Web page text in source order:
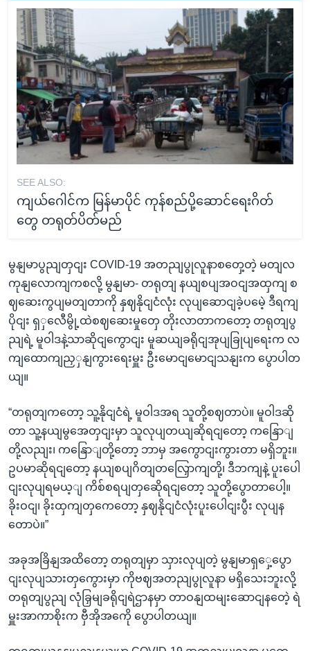
SEE ALSO:
ကျယ်ဂေါင်က မြန်မာပိုင် ကုန်စည်ပို့ဆောင်ရေးဂိတ်
တွေ တရုတ်ပိတ်မည်
မွနျမာပွညျတှငျး COVID-19 အတညျပွုလူနာစတှေ့တဲ့ မတျလ
ကုနျလောကျကစလို့ မွနျမာ- တရုတျ နယျစပျအဝငျအထှကျ စ
ဈဆေးကွပျမတျတာကို နှဈနိုငျငံလုံး လုပျဆောငျခဲ့ပမေဲ့ ဒီရကျ
ပိုငျး ရှှလေီမွို့ထဲစဈဆေးမှုတှေ တိုးလာတာကတော့ တရုတျပွ
ညျရဲ့ မူဝါဒနဲ့သာဆိုငျကွောငျး မူဆယျခရိုငျအုပျခြုပျရေးက လ
ကျထောကျညှှနျကွားရေးမှူး ဦးမောငျမောငျသနျးက ပွောပါတ
ယျ။
“တရုတျကတော့ သူ့နိုငျငံရဲ့ မူဝါဒအရ သူတို့စဈတာပဲ။ မူဝါဒဆို
တာ သူ့နယျမွအေတှငျးမှာ သူလုပျတယျဆိုရငျတော့ ကနြောျ
တို့လညျး၊ ကနြောျတို့တော့ ဘာမှ အကွောငျးကွားတာ မရှိဘူး။
ဥပမာဆိုရငျတော့ နယျစပျဂိတျတလြှောကျတို့၊ ဒီဘကျနဲ့ ပူးပေါ
ငျးလုပျရမယ့ျ ကိစ်စရပျတှဆေိုရငျတော့ သူတို့ပွောတာပေါ့။
ခိုးဝငျ၊ ခိုးထှကျတှကေတော့ နှဈနိုငျငံလုံးပူးပေါငျးပွီး လုပျန
တောပဲ။”
အခုအခြိနျအထိတော့ တရုတျမှာ သှားလုပျတဲ့ မွနျမာရှှေ့ပွော
ငျးလုပျသားတှကွေားမှာ ကိုဗဈအတညျပွုလူနာ မရှိသေးဘူးလို့
တရုတျပွညျ လုံခြှမျခရိုငျရဲဌာနမှာ တာဝနျထမျးဆောငျနတေဲ့ ရဲ
မှူးအာကာစိုးက ဗှီအိုအကေို ပွောပါတယျ။